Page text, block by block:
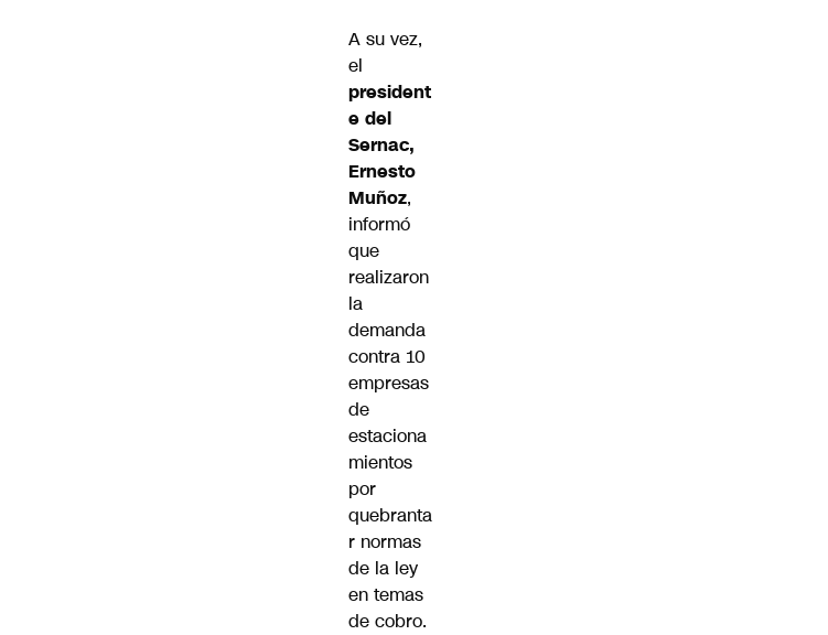
A su vez,
el
president
e del
Sernac,
Ernesto
Muñoz,
informó
que
realizaron
la
demanda
contra 10
empresas
de
estaciona
mientos
por
quebranta
r normas
de la ley
en temas
de cobro.